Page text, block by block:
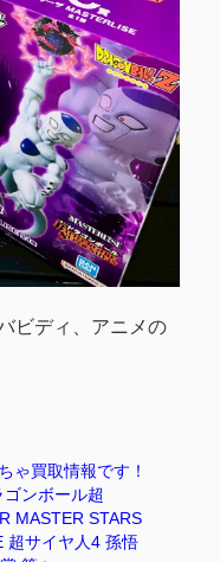
ビディ、アニメの
ゃ買取情報です！
ンボール超
MASTER STARS
超サイヤ人4 孫悟